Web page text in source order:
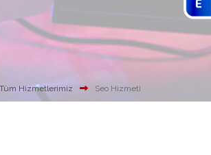
Tüm Hizmetlerimiz Seo Hizmeti